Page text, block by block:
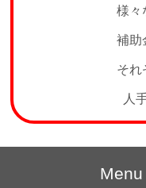
様々
補助
それ
人
Menu